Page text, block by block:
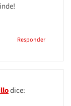
Responder
dice: